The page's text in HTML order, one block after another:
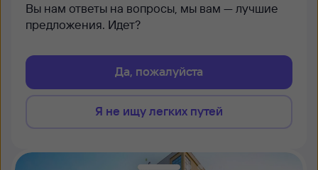
Вы нам ответы на вопросы, мы вам — лучшие
предложения. Идет?
Да, пожалуйста
Я не ищу легких путей